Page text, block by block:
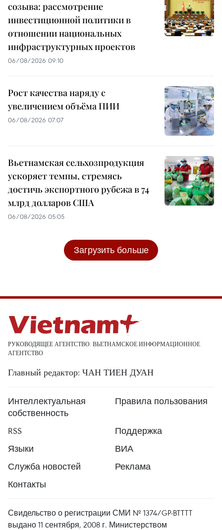
созыва: рассмотрение
инвестиционной политики в
отношении национальных
инфраструктурных проектов
06/08/2026 09:10
Рост качества наряду с
увеличением объёма ПИИ
06/08/2026 07:07
Вьетнамская сельхозпродукция
ускоряет темпы, стремясь
достичь экспортного рубежа в 74
млрд долларов США
06/08/2026 05:05
Загрузить больше
РУКОВОДЯЩЕЕ АГЕНТСТВО: ВЬЕТНАМСКОЕ ИНФОРМАЦИОННОЕ
АГЕНТСТВО
Главный редактор: ЧАН ТИЕН ДУАН
Интеллектуальная
собственность
Правила пользования
RSS
Поддержка
Языки
ВИА
Служба новостей
Реклама
Контакты
Свидельство о регистрации СМИ № 1374/GP-BTTTT
выдано 11 сентября, 2008 г. Министерством